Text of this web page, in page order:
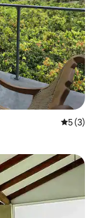
평점 5점
5 (3)